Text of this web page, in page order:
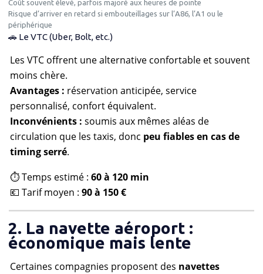
Coût souvent élevé, parfois majoré aux heures de pointe
Risque d’arriver en retard si embouteillages sur l’A86, l’A1 ou le
périphérique
🚗 Le VTC (Uber, Bolt, etc.)
Les VTC offrent une alternative confortable et souvent
moins chère.
Avantages : réservation anticipée, service
personnalisé, confort équivalent.
Inconvénients : soumis aux mêmes aléas de
circulation que les taxis, donc peu fiables en cas de
timing serré.
⏱️ Temps estimé :60 à 120 min
💶 Tarif moyen :90 à 150 €
2. La navette aéroport :
économique mais lente
Certaines compagnies proposent des navettes